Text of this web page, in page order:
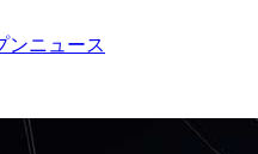
ンニュース